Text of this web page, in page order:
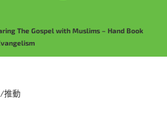
The Gospel with Muslims – Hand Book
推動